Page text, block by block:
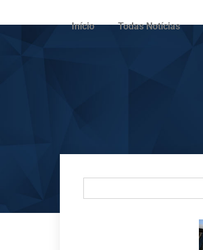
Início Todas Notícias